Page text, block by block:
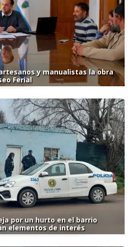
y manualistas la obra
Ferial
por un hurto en el barrio
elementos de interés